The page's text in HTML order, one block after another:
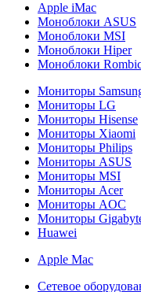
Apple iMac
Моноблоки ASUS
Моноблоки MSI
Моноблоки Hiper
Моноблоки
Мониторы
Мониторы LG
Мониторы Hisense
Мониторы Xiaomi
Мониторы Philips
Мониторы ASUS
Мониторы MSI
Мониторы Acer
Мониторы AOC
Мониторы
Huawei
Apple Mac
Сетевое